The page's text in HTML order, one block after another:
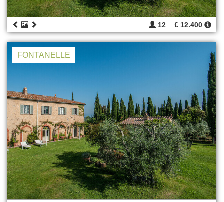
12 € 12.400
FONTANELLE